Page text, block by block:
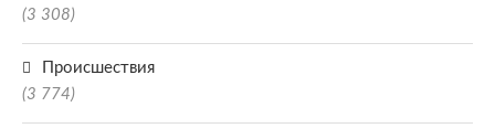
(3 308)
Происшествия
(3 774)